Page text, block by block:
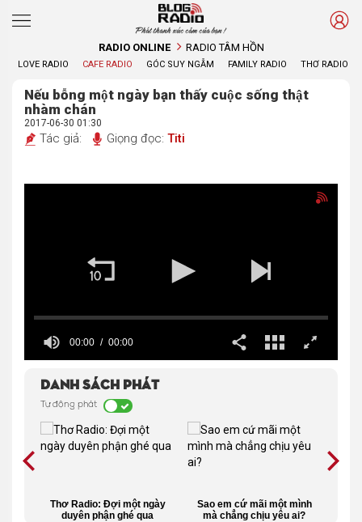
Phát thanh xúc cảm của bạn !
RADIO ONLINE RADIO TÂM HỒN
LOVE RADIO CAFE RADIO GÓC SUY NGẪM FAMILY RADIO THƠ RADIO
Nếu bỗng một ngày bạn thấy cuộc sống thật
nhàm chán
2017-06-30 01:30
Tác giả: Giọng đọc: Titi
00:00 00:00
Danh sách phát
Tự động phát
Thơ Radio: Đợi một ngày
duyên phận ghé qua
Sao em cứ mãi một mình
mà chẳng chịu yêu ai?